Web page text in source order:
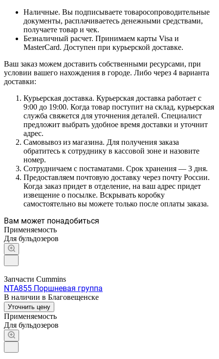
Наличные. Вы подписываете товаросопроводительные
документы, расплачиваетесь денежными средствами,
получаете товар и чек.
Безналичный расчет. Принимаем карты Visa и
MasterCard. Доступен при курьерской доставке.
Ваш заказ можем доставить собственными ресурсами, при
условии вашего нахождения в городе. Либо через 4 варианта
доставки:
Курьерская доставка. Курьерская доставка работает с
9:00 до 19:00. Когда товар поступит на склад, курьерская
служба свяжется для уточнения деталей. Специалист
предложит выбрать удобное время доставки и уточнит
адрес.
Самовывоз из магазина. Для получения заказа
обратитесь к сотруднику в кассовой зоне и назовите
номер.
Сотрудничаем с постаматами. Срок хранения — 3 дня.
Предоставляем почтовую доставку через почту России.
Когда заказ придет в отделение, на ваш адрес придет
извещение о посылке. Вскрывать коробку
самостоятельно вы можете только после оплаты заказа.
Вам может понадобиться
Применяемость
Для бульдозеров
Запчасти Cummins
NTA855 Поршневая группа
В наличии в Благовещенске
Уточнить цену
Применяемость
Для бульдозеров